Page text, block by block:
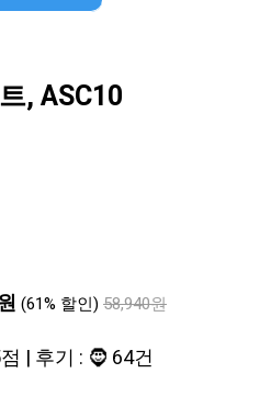
, ASC10
(61% 할인) 58,940원
| 후기 : 🧔 64건